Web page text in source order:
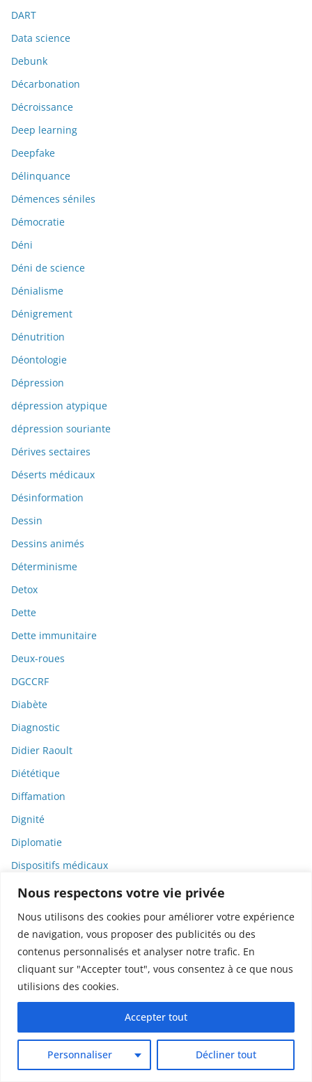
Nous respectons votre vie privée
Nous utilisons des cookies pour améliorer votre expérience
de navigation, vous proposer des publicités ou des
contenus personnalisés et analyser notre trafic. En
cliquant sur "Accepter tout", vous consentez à ce que nous
utilisions des cookies.
Personnaliser Décliner tout
Accepter tout
DART
Data science
Debunk
Décarbonation
Décroissance
Deep learning
Deepfake
Délinquance
Démences séniles
Démocratie
Déni
Déni de science
Dénialisme
Dénigrement
Dénutrition
Déontologie
Dépression
dépression atypique
dépression souriante
Dérives sectaires
Déserts médicaux
Désinformation
Dessin
Dessins animés
Déterminisme
Detox
Dette
Dette immunitaire
Deux-roues
DGCCRF
Diabète
Diagnostic
Didier Raoult
Diététique
Diffamation
Dignité
Diplomatie
Dispositifs médicaux
Dlct
Doctolib
Documentaire
DODGE
Donald Trump
Dons
Droit de la consommation